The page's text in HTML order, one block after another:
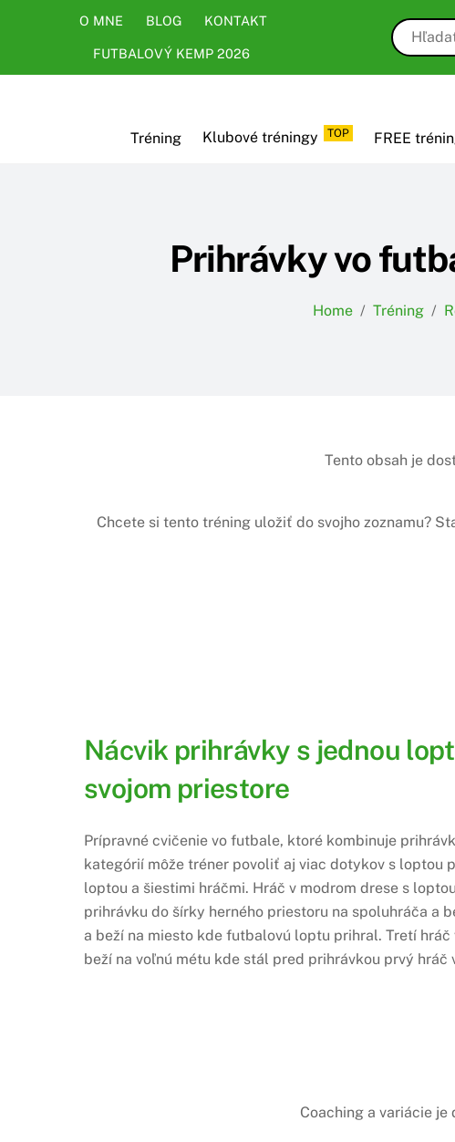
O MNE BLOG KONTAKT
FUTBALOVÝ KEMP 2026
Tréning Klubové tréningy TOP FREE
Prihrávky vo
Home / Tréning /
Tento obsah je
Chcete si tento tréning uložiť do svojho zoznamu?
Nácvik prihrávky s jednou
svojom priestore
Prípravné cvičenie vo futbale, ktoré kombinuje
kategórií môže tréner povoliť aj viac dotykov s loptou
loptou a šiestimi hráčmi. Hráč v modrom drese s
prihrávku do šírky herného priestoru na spoluhráča a
a beží na miesto kde futbalovú loptu prihral. Tretí
beží na voľnú métu kde stál pred prihrávkou prvý
Coaching a variácie